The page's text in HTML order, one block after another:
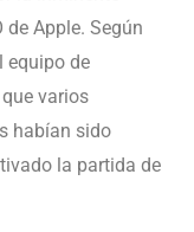
Apple. Según
equipo de
varios
habían sido
la partida de